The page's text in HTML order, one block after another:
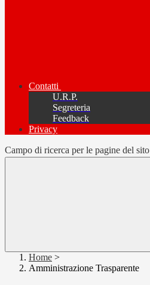
Contatti
U.R.P.
Segreteria
Feedback
Privacy
Campo di ricerca per le pagine del sito
Home >
Amministrazione Trasparente